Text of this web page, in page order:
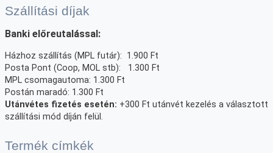
Szállítási díjak
Banki előreutalással:
Házhoz szállítás (MPL futár): 1.900 Ft
Posta Pont (Coop, MOL stb): 1.300 Ft
MPL csomagautoma: 1.300 Ft
Postán maradó: 1.300 Ft
Utánvétes fizetés esetén: +300 Ft utánvét kezelés a választott
szállítási mód díján felül.
Termék címkék